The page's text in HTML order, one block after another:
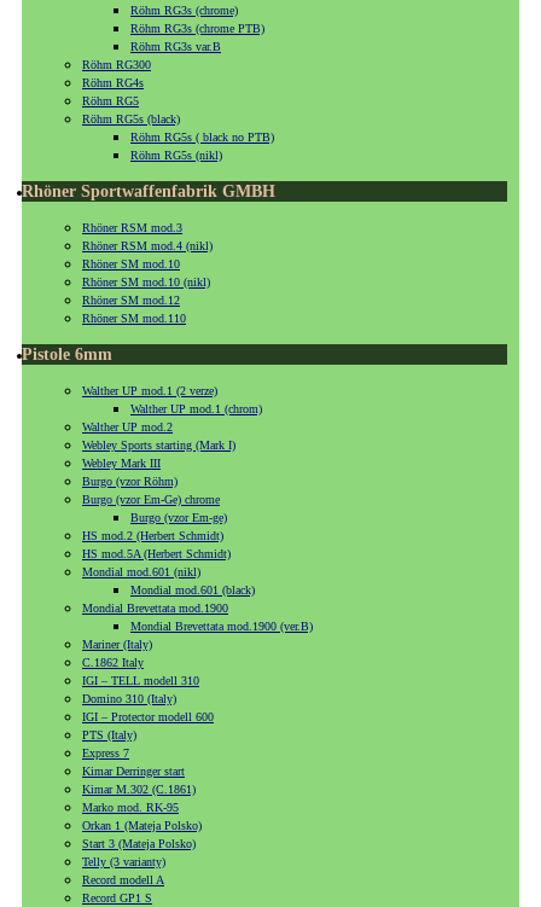
Röhm RG3s (chrome)
Röhm RG3s (chrome PTB)
Röhm RG3s var.B
Röhm RG300
Röhm RG4s
Röhm RG5
Röhm RG5s (black)
Röhm RG5s ( black no PTB)
Röhm RG5s (nikl)
Rhöner Sportwaffenfabrik GMBH
Rhöner RSM mod.3
Rhöner RSM mod.4 (nikl)
Rhöner SM mod.10
Rhöner SM mod.10 (nikl)
Rhöner SM mod.12
Rhöner SM mod.110
Pistole 6mm
Walther UP mod.1 (2 verze)
Walther UP mod.1 (chrom)
Walther UP mod.2
Webley Sports starting (Mark I)
Webley Mark III
Burgo (vzor Röhm)
Burgo (vzor Em-Ge) chrome
Burgo (vzor Em-ge)
HS mod.2 (Herbert Schmidt)
HS mod.5A (Herbert Schmidt)
Mondial mod.601 (nikl)
Mondial mod.601 (black)
Mondial Brevettata mod.1900
Mondial Brevettata mod.1900 (ver.B)
Mariner (Italy)
C.1862 Italy
IGI – TELL modell 310
Domino 310 (Italy)
IGI – Protector modell 600
PTS (Italy)
Express 7
Kimar Derringer start
Kimar M.302 (C.1861)
Marko mod. RK-95
Orkan 1 (Mateja Polsko)
Start 3 (Mateja Polsko)
Telly (3 varianty)
Record modell A
Record GP1 S